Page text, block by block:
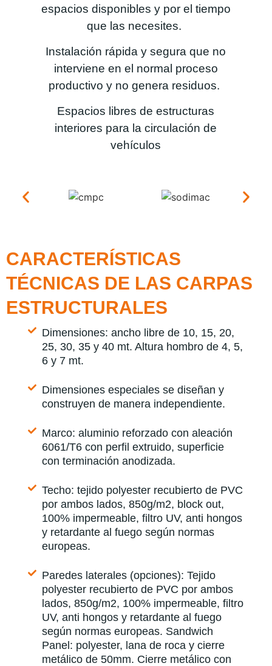
espacios disponibles y por el tiempo
que las necesites.
Instalación rápida y segura que no
interviene en el normal proceso
productivo y no genera residuos.
Espacios libres de estructuras
interiores para la circulación de
vehículos
CARACTERÍSTICAS
TÉCNICAS DE LAS CARPAS
ESTRUCTURALES
Dimensiones: ancho libre de 10, 15, 20,
25, 30, 35 y 40 mt. Altura hombro de 4, 5,
6 y 7 mt.
Dimensiones especiales se diseñan y
construyen de manera independiente.
Marco: aluminio reforzado con aleación
6061/T6 con perfil extruido, superficie
con terminación anodizada.
Techo: tejido polyester recubierto de PVC
por ambos lados, 850g/m2, block out,
100% impermeable, filtro UV, anti hongos
y retardante al fuego según normas
europeas.
Paredes laterales (opciones): Tejido
polyester recubierto de PVC por ambos
lados, 850g/m2, 100% impermeable, filtro
UV, anti hongos y retardante al fuego
según normas europeas. Sandwich
Panel: polyester, lana de roca y cierre
metálico de 50mm. Cierre metálico con